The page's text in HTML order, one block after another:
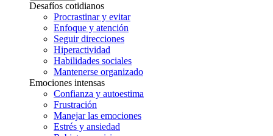
Desafíos cotidianos
Procrastinar y evitar
Enfoque y atención
Seguir direcciones
Hiperactividad
Habilidades sociales
Mantenerse organizado
Emociones intensas
Confianza y autoestima
Frustración
Manejar las emociones
Estrés y ansiedad